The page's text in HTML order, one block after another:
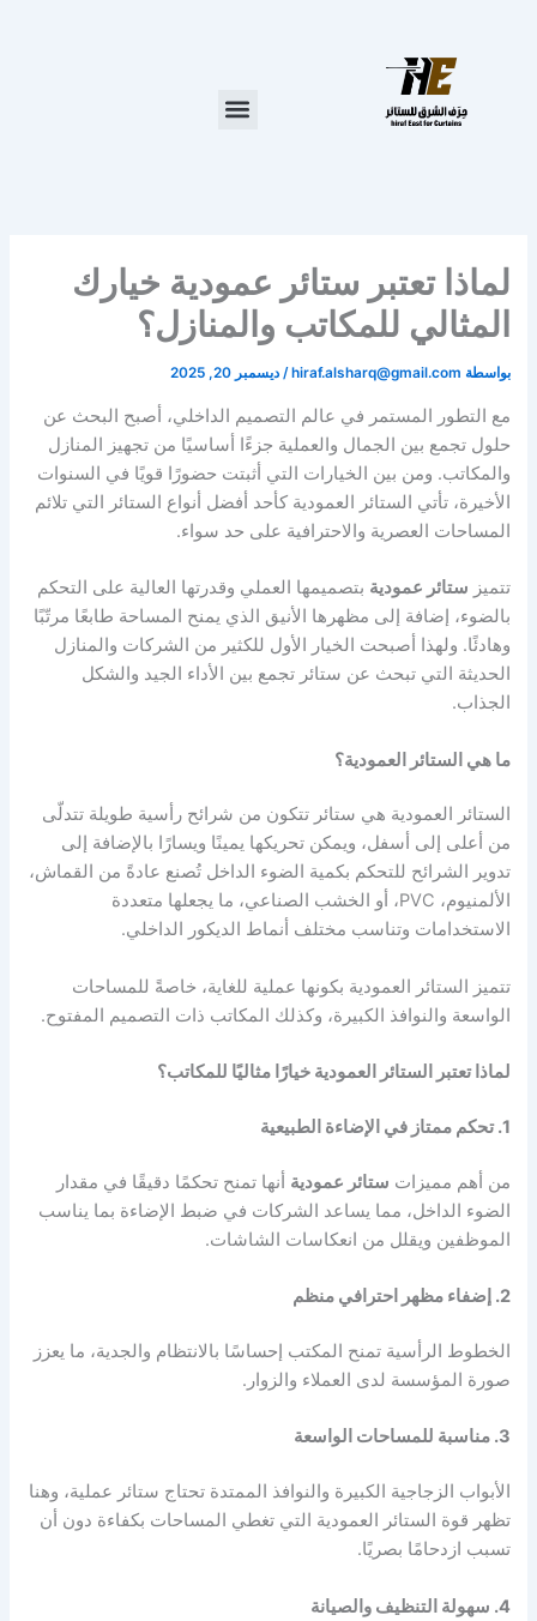
لماذا تعتبر ستائر عمودية خيارك
المثالي للمكاتب والمنازل؟
بواسطة hiraf.alsharq@gmail.com
/ديسمبر 20, 2025
مع التطور المستمر في عالم التصميم الداخلي، أصبح البحث عن
حلول تجمع بين الجمال والعملية جزءًا أساسيًا من تجهيز المنازل
والمكاتب. ومن بين الخيارات التي أثبتت حضورًا قويًا في السنوات
الأخيرة، تأتي الستائر العمودية كأحد أفضل أنواع الستائر التي تلائم
المساحات العصرية والاحترافية على حد سواء.
تتميز ستائر عمودية بتصميمها العملي وقدرتها العالية على التحكم
بالضوء، إضافة إلى مظهرها الأنيق الذي يمنح المساحة طابعًا مرتّبًا
وهادئًا. ولهذا أصبحت الخيار الأول للكثير من الشركات والمنازل
الحديثة التي تبحث عن ستائر تجمع بين الأداء الجيد والشكل
الجذاب.
ما هي الستائر العمودية؟
الستائر العمودية هي ستائر تتكون من شرائح رأسية طويلة تتدلّى
من أعلى إلى أسفل، ويمكن تحريكها يمينًا ويسارًا بالإضافة إلى
تدوير الشرائح للتحكم بكمية الضوء الداخل تُصنع عادةً من القماش،
الألمنيوم، PVC، أو الخشب الصناعي، ما يجعلها متعددة
الاستخدامات وتناسب مختلف أنماط الديكور الداخلي.
تتميز الستائر العمودية بكونها عملية للغاية، خاصةً للمساحات
الواسعة والنوافذ الكبيرة، وكذلك المكاتب ذات التصميم المفتوح.
لماذا تعتبر الستائر العمودية خيارًا مثاليًا للمكاتب؟
1. تحكم ممتاز في الإضاءة الطبيعية
من أهم مميزات ستائر عمودية أنها تمنح تحكمًا دقيقًا في مقدار
الضوء الداخل، مما يساعد الشركات في ضبط الإضاءة بما يناسب
الموظفين ويقلل من انعكاسات الشاشات.
2. إضفاء مظهر احترافي منظم
الخطوط الرأسية تمنح المكتب إحساسًا بالانتظام والجدية، ما يعزز
صورة المؤسسة لدى العملاء والزوار.
3. مناسبة للمساحات الواسعة
الأبواب الزجاجية الكبيرة والنوافذ الممتدة تحتاج ستائر عملية، وهنا
تظهر قوة الستائر العمودية التي تغطي المساحات بكفاءة دون أن
تسبب ازدحامًا بصريًا.
4. سهولة التنظيف والصيانة